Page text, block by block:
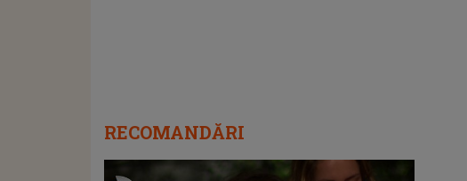
RECOMANDĂRI